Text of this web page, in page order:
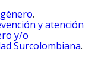
.
y atención
y/o
Surcolombiana.